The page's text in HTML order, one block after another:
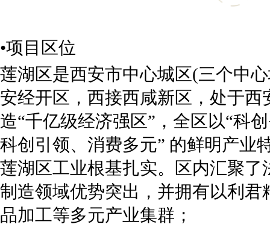
•项目区位
莲湖区是西安市中心城区(三个中
安经开区，西接西咸新区，处于
造“千亿级经济强区”，全区以“科
科创引领、消费多元” 的鲜明产业
莲湖区工业根基扎实。区内汇聚
制造领域优势突出，并拥有以利
品加工等多元产业集群；